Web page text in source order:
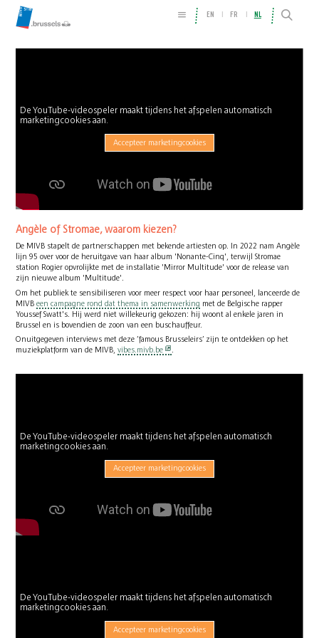
EN FR NL
De YouTube-videospeler maakt tijdens het afspelen automatisch
marketingcookies aan.
Accepteer marketingcookies
Angèle of Stromae, waarom kiezen?
De MIVB stapelt de partnerschappen met bekende artiesten op. In 2022 nam Angèle
lijn 95 over voor de heruitgave van haar album 'Nonante-Cinq', terwijl Stromae
station Rogier opvrolijkte met de installatie 'Mirror Multitude' voor de release van
zijn nieuwe album 'Multitude'.
Om het publiek te sensibiliseren voor meer respect voor haar personeel, lanceerde de
MIVBeen campagne rond dat thema in samenwerking met de Belgische rapper
Youssef Swatt's. Hij werd niet willekeurig gekozen: hij woont al enkele jaren in
Brussel en is bovendien de zoon van een buschauffeur.
Onuitgegeven interviews met deze ’famous Brusseleirs’ zijn te ontdekken op het
muziekplatform van de MIVB,vibes.mivb.be
De YouTube-videospeler maakt tijdens het afspelen automatisch
marketingcookies aan.
Accepteer marketingcookies
De YouTube-videospeler maakt tijdens het afspelen automatisch
marketingcookies aan.
Accepteer marketingcookies